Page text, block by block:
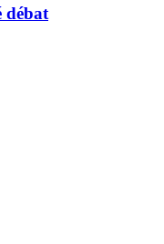
débat